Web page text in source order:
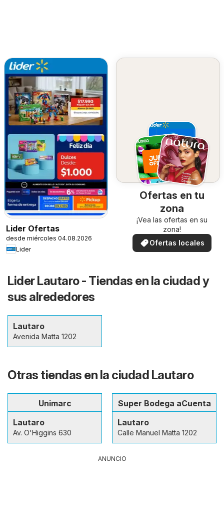
Lider Ofertas
desde miércoles 04.08.2026
Lider
Ofertas en tu
zona
¡Vea las ofertas en su
zona!
Ofertas locales
Lider Lautaro - Tiendas en la ciudad y
sus alrededores
Lautaro
Avenida Matta 1202
Otras tiendas en la ciudad Lautaro
Unimarc
Lautaro
Av. O'Higgins 630
Super Bodega aCuenta
Lautaro
Calle Manuel Matta 1202
ANUNCIO